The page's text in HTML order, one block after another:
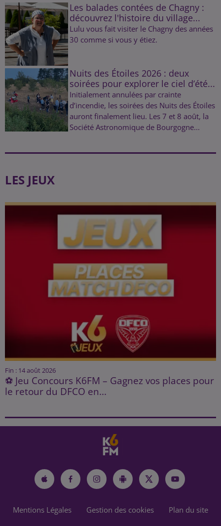
Les balades contées de Chagny :
découvrez l'histoire du village...
Lulu vous fait visiter le Chagny des années
30 comme si vous y étiez.
Nuits des Étoiles 2026 : deux
soirées pour explorer le ciel d’été...
Initialement annulées par crainte
d’incendie, les soirées des Nuits des Étoiles
auront finalement lieu. Les 7 et 8 août, la
Société Astronomique de Bourgogne...
LES JEUX
Fin : 14 août 2026
⚽ Jeu Concours K6FM – Gagnez vos places pour
le retour du DFCO en...
Mentions Légales Gestion des cookies Plan du site